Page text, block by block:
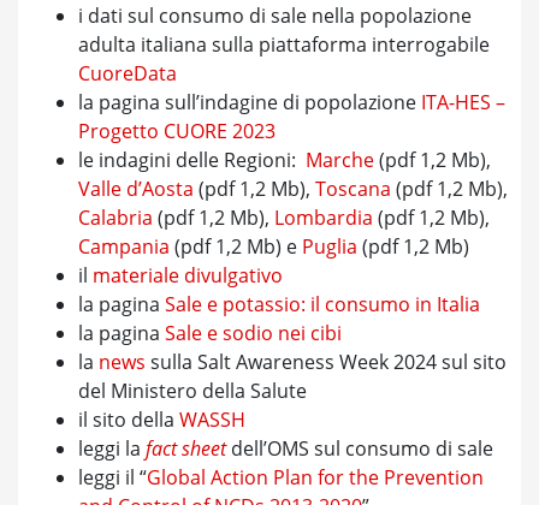
i dati sul consumo di sale nella popolazione
adulta italiana sulla piattaforma interrogabile
CuoreData
la pagina sull’indagine di popolazione ITA-HES –
Progetto CUORE 2023
le indagini delle Regioni: Marche(pdf 1,2 Mb),
Valle d’Aosta (pdf 1,2 Mb), Toscana (pdf 1,2 Mb),
Calabria (pdf 1,2 Mb), Lombardia (pdf 1,2 Mb),
Campania (pdf 1,2 Mb) e Puglia (pdf 1,2 Mb)
il materiale divulgativo
la pagina Sale e potassio: il consumo in Italia
la pagina Sale e sodio nei cibi
la news sulla Salt Awareness Week 2024 sul sito
del Ministero della Salute
il sito della WASSH
leggi la fact sheetdell’OMS sul consumo di sale
leggi il “Global Action Plan for the Prevention